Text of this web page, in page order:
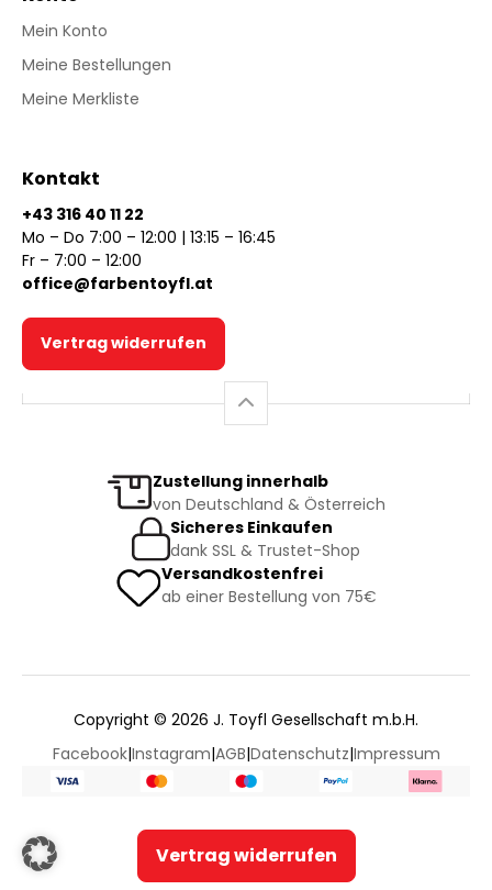
Mein Konto
Meine Bestellungen
Meine Merkliste
Kontakt
+43 316 40 11 22
Mo – Do 7:00 – 12:00 | 13:15 – 16:45
Fr – 7:00 – 12:00
office@farbentoyfl.at
Vertrag widerrufen
Zustellung innerhalb
von Deutschland & Österreich
Sicheres Einkaufen
dank SSL & Trustet-Shop
Versandkostenfrei
ab einer Bestellung von 75€
Copyright © 2026 J. Toyfl Gesellschaft m.b.H.
Facebook|Instagram|AGB|Datenschutz|Impressum
Vertrag widerrufen